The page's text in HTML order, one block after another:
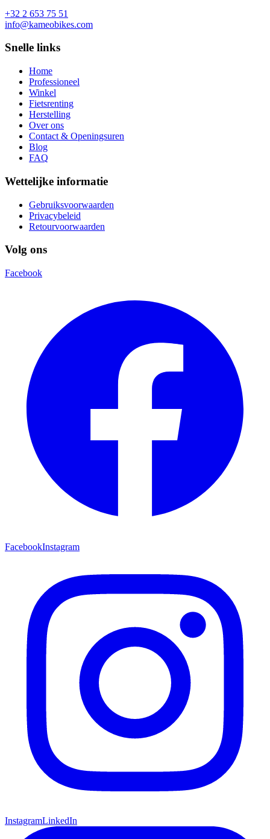
+32 2 653 75 51
info@kameobikes.com
Snelle links
Home
Professioneel
Winkel
Fietsrenting
Herstelling
Over ons
Contact & Openingsuren
Blog
FAQ
Wettelijke informatie
Gebruiksvoorwaarden
Privacybeleid
Retourvoorwaarden
Volg ons
Facebook
FacebookInstagram
InstagramLinkedIn